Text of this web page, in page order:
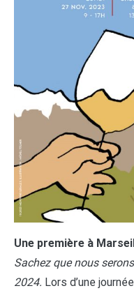
Une première à
Sachez que nous
2024. Lors d’une